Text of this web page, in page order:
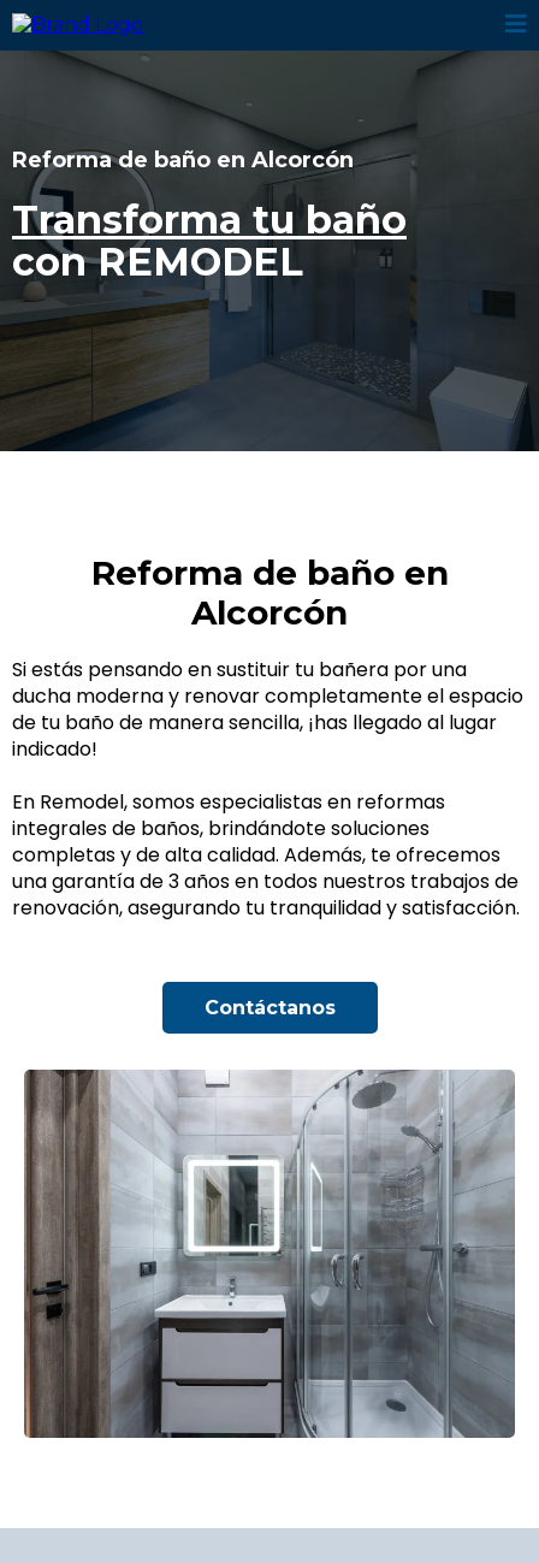
Reforma de baño en Alcorcón
Transforma tu baño
con REMODEL
Reforma de baño en
Alcorcón
Si estás pensando en sustituir tu bañera por una
ducha moderna y renovar completamente el espacio
de tu baño de manera sencilla, ¡has llegado al lugar
indicado!
En Remodel, somos especialistas en reformas
integrales de baños, brindándote soluciones
completas y de alta calidad. Además, te ofrecemos
una garantía de 3 años en todos nuestros trabajos de
renovación, asegurando tu tranquilidad y satisfacción.
Contáctanos